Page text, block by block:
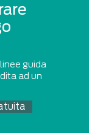
guida
ad un